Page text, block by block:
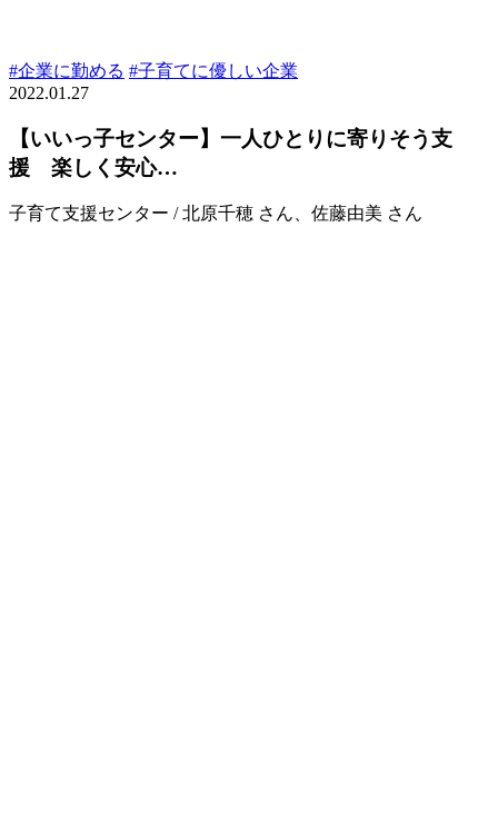
#企業に勤める #子育てに優しい企業
2022.01.27
【いいっ子センター】一人ひとりに寄りそう支
援 楽しく安心…
子育て支援センター / 北原千穂 さん、佐藤由美 さん